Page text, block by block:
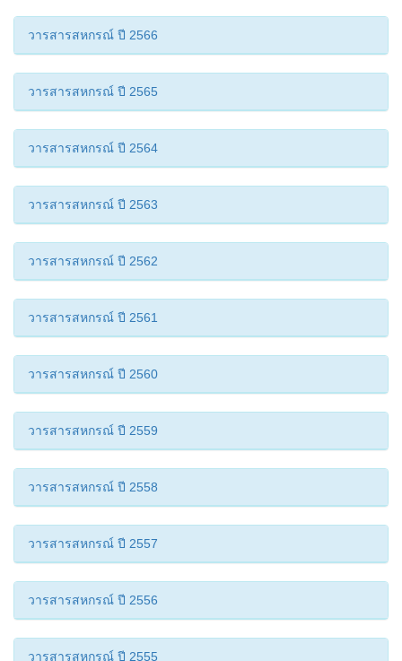
วารสารสหกรณ์ ปี 2566
วารสารสหกรณ์ ปี 2565
วารสารสหกรณ์ ปี 2564
วารสารสหกรณ์ ปี 2563
วารสารสหกรณ์ ปี 2562
วารสารสหกรณ์ ปี 2561
วารสารสหกรณ์ ปี 2560
วารสารสหกรณ์ ปี 2559
วารสารสหกรณ์ ปี 2558
วารสารสหกรณ์ ปี 2557
วารสารสหกรณ์ ปี 2556
วารสารสหกรณ์ ปี 2555